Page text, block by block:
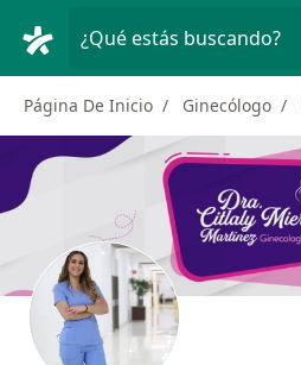
¿Qué estás buscando?
Página De Inicio Ginecólogo